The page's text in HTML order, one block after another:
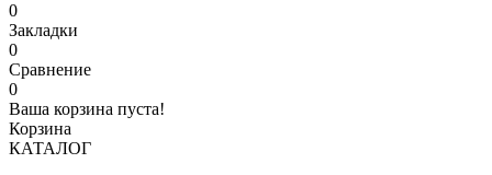
0
Закладки
0
Сравнение
0
Ваша корзина пуста!
Корзина
КАТАЛОГ